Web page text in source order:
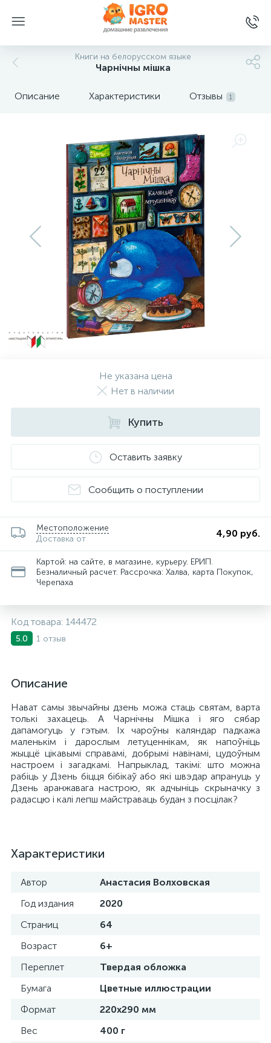
Книги на белорусском языке
Чарнiчны мiшка
Описание Характеристики Отзывы 1
Не указана цена
Нет в наличии
Купить
Оставить заявку
Сообщить о поступлении
Местоположение
Доставка от
4,90 руб.
Картой: на сайте, в магазине, курьеру. ЕРИП.
Безналичный расчет. Рассрочка: Халва, карта Покупок,
Черепаха
Код товара: 144472
5.0 1 отзыв
Описание
Нават самы звычайны дзень можа стаць святам, варта
толькі захацець. А Чарнічны Мішка і яго сябар
дапамогуць у гэтым. Іх чароўны каляндар падкажа
маленькім і дарослым летуценнікам, як напоўніць
жыццё цікавымі справамі, добрымі навінамі, цудоўным
настроем і загадкамі. Напрыклад, такімі: што можна
рабіць у Дзень біцця бібікаў або які швэдар апрануць у
Дзень аранжавага настрою, як адчыніць скрыначку з
радасцю і калі лепш майстраваць будан з посцілак?
Характеристики
Автор
Анастасия Волховская
Год издания
2020
Страниц
64
Возраст
6+
Переплет
Твердая обложка
Бумага
Цветные иллюстрации
Формат
220х290 мм
Вес
400 г